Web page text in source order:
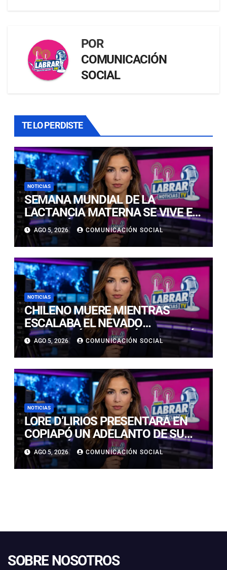
POR
COMUNICACIÓN
SOCIAL
TE LO PERDISTE
NOTICIAS
SEMANA MUNDIAL DE LA
LACTANCIA MATERNA SE VIVE EN
COPIAPÓ CON FERIA EDUCATIVA
ABIERTA A LA COMUNIDAD
AGO 5, 2026 COMUNICACIÓN SOCIAL
NOTICIAS
CHILENO MUERE MIENTRAS
ESCALABA EL NEVADO
HUASCARÁN EN PERÚ: SE HABRÍA
PRECIPITADO DESDE 900 METROS
AGO 5, 2026 COMUNICACIÓN SOCIAL
NOTICIAS
LORE D’LIRIOS PRESENTARÁ EN
COPIAPÓ UN ADELANTO DE SU
NUEVO ÁLBUM “FRUTOS Y
RAÍCES”
AGO 5, 2026 COMUNICACIÓN SOCIAL
SOBRE NOSOTROS